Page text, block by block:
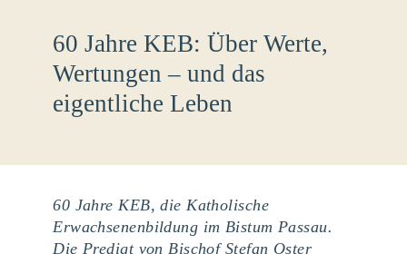
60 Jahre KEB: Über Werte,
Wertungen – und das
eigentliche Leben
60 Jahre KEB, die Katholische
Erwachsenenbildung im Bistum Passau.
Die Predigt von Bischof Stefan Oster